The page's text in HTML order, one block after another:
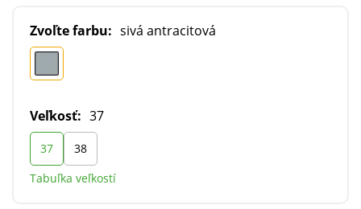
Zvoľte farbu: sivá antracitová
Veľkosť: 37
37
38
Tabuľka veľkostí